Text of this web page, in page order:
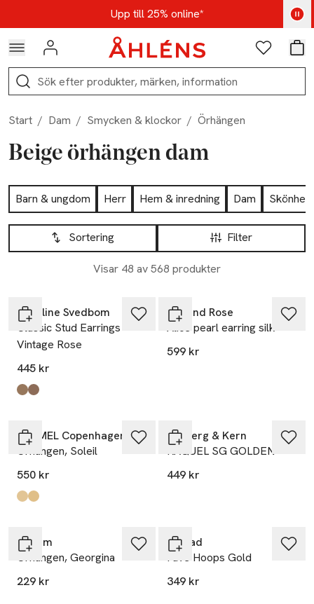
Hoppa till navigationsmenynUpp till 25% online*
Kod: AUG25 - Shoppa nu
Logga in Favoriter
Sök
Start / Dam / Smycken & klockor / Örhängen
Beige örhängen dam
Hoppa till produktsidan
Barn & ungdom Herr Hem & inredning Dam
Skönhet
Hoppa till produktsidan
Filter
Sortering
Visar 48 av 568 produkter
Lista över produkter
Caroline Svedbom
Classic Stud Earrings
Vintage Rose
445 kr
Produkten finns i färgerna:
Gold
Silver
Lily and Rose
Alice pearl earring silk
599 kr
ENAMEL Copenhagen
Örhängen, Soleil
550 kr
Produkten finns i färgerna:
Daisy
Petrol Green
Dyrberg & Kern
RAQUEL SG GOLDEN
449 kr
Pilgrim
Örhängen, Georgina
229 kr
Edblad
Fave Hoops Gold
349 kr